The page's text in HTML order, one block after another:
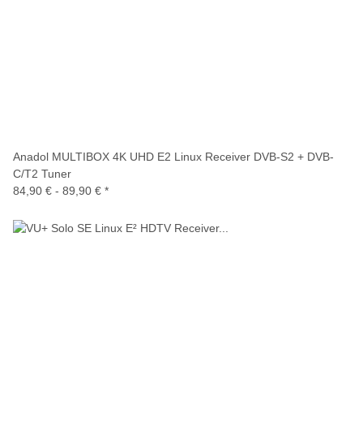
Anadol MULTIBOX 4K UHD E2 Linux Receiver DVB-S2 + DVB-
C/T2 Tuner
84,90 € - 89,90 € *